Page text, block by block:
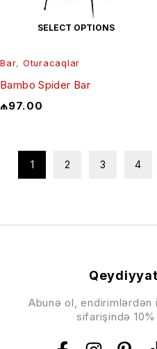
SELECT OPTIONS
Bar, Oturacaqlar
Bambo Spider Bar
₼97.00
1 2 3 4
Abunə ol,
sifarişində